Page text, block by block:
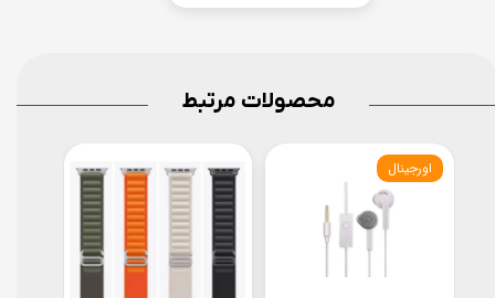
اورجینال
محصولات مرتبط